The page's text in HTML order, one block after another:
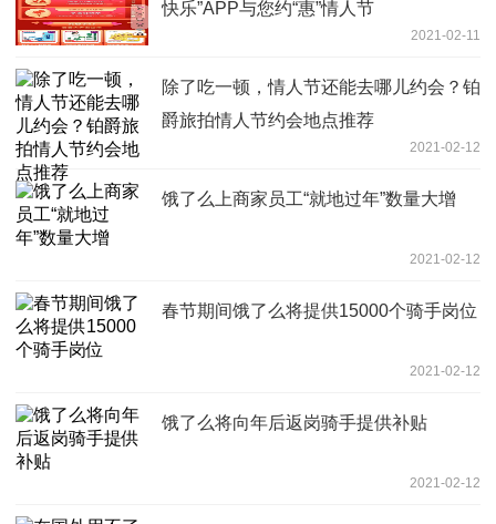
快乐”APP与您约“惠”情人节
2021-02-11
除了吃一顿，情人节还能去哪儿约会？铂
爵旅拍情人节约会地点推荐
2021-02-12
饿了么上商家员工“就地过年”数量大增
2021-02-12
春节期间饿了么将提供15000个骑手岗位
2021-02-12
饿了么将向年后返岗骑手提供补贴
2021-02-12